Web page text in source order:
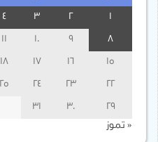
3
15
16
17
18
22
23
24
25
29
30
31
« تموز